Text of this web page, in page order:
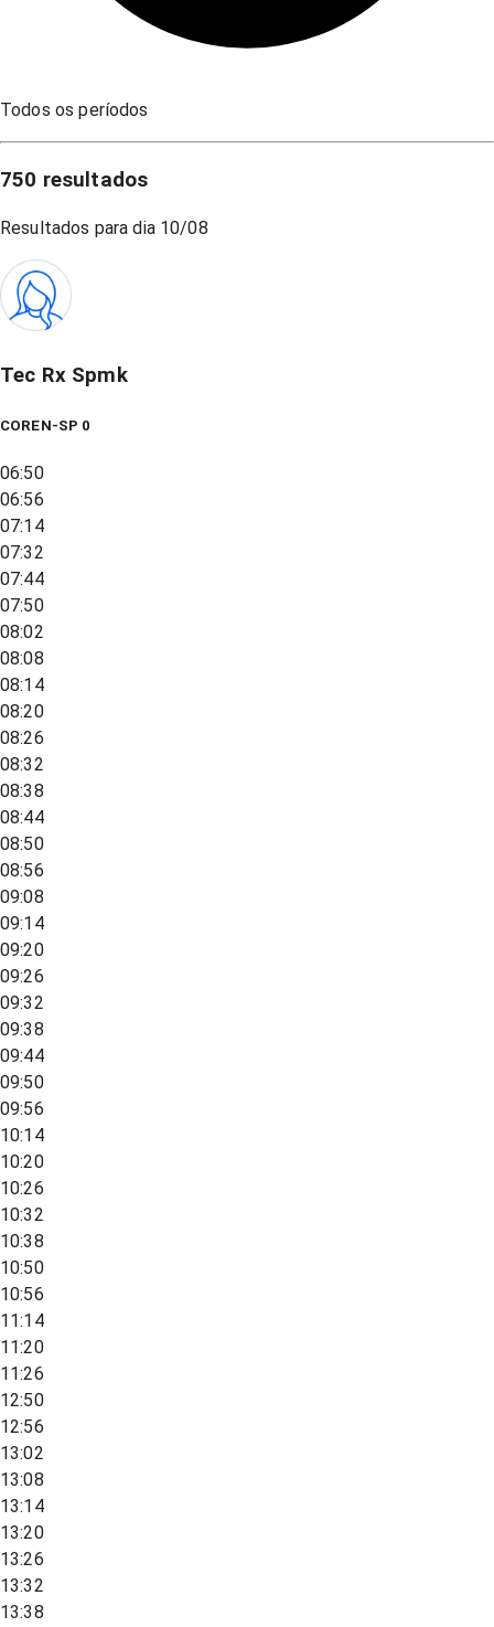
Todos os períodos
750 resultados
Resultados para dia 10/08
Tec Rx Spmk
COREN-SP 0
06:50
06:56
07:14
07:32
07:44
07:50
08:02
08:08
08:14
08:20
08:26
08:32
08:38
08:44
08:50
08:56
09:08
09:14
09:20
09:26
09:32
09:38
09:44
09:50
09:56
10:14
10:20
10:26
10:32
10:38
10:50
10:56
11:14
11:20
11:26
12:50
12:56
13:02
13:08
13:14
13:20
13:26
13:32
13:38